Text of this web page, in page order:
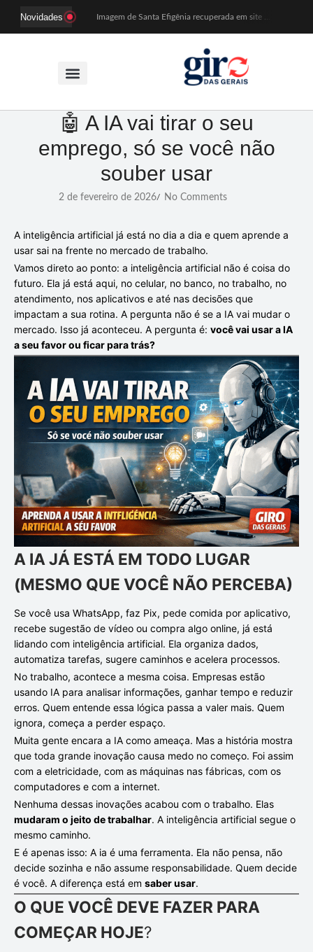
Novidades
PSB oficializa candidatura de Duarte Júnior a deputado federal
🤖 A IA vai tirar o seu
emprego, só se você não
souber usar
2 de fevereiro de 2026/ No Comments
A inteligência artificial já está no dia a dia e quem aprende a
usar sai na frente no mercado de trabalho.
Vamos direto ao ponto: a inteligência artificial não é coisa do
futuro. Ela já está aqui, no celular, no banco, no trabalho, no
atendimento, nos aplicativos e até nas decisões que
impactam a sua rotina. A pergunta não é se a IA vai mudar o
mercado. Isso já aconteceu. A pergunta é: você vai usar a IA
a seu favor ou ficar para trás?
A IA JÁ ESTÁ EM TODO LUGAR
(MESMO QUE VOCÊ NÃO PERCEBA)
Se você usa WhatsApp, faz Pix, pede comida por aplicativo,
recebe sugestão de vídeo ou compra algo online, já está
lidando com inteligência artificial. Ela organiza dados,
automatiza tarefas, sugere caminhos e acelera processos.
No trabalho, acontece a mesma coisa. Empresas estão
usando IA para analisar informações, ganhar tempo e reduzir
erros. Quem entende essa lógica passa a valer mais. Quem
ignora, começa a perder espaço.
Muita gente encara a IA como ameaça. Mas a história mostra
que toda grande inovação causa medo no começo. Foi assim
com a eletricidade, com as máquinas nas fábricas, com os
computadores e com a internet.
Nenhuma dessas inovações acabou com o trabalho. Elas
mudaram o jeito de trabalhar. A inteligência artificial segue o
mesmo caminho.
E é apenas isso: A ia é uma ferramenta. Ela não pensa, não
decide sozinha e não assume responsabilidade. Quem decide
é você. A diferença está em saber usar.
O QUE VOCÊ DEVE FAZER PARA
COMEÇAR HOJE?